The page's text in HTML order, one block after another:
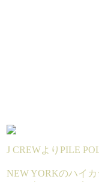
J CREWよりPILE
NEW YORKのハイ